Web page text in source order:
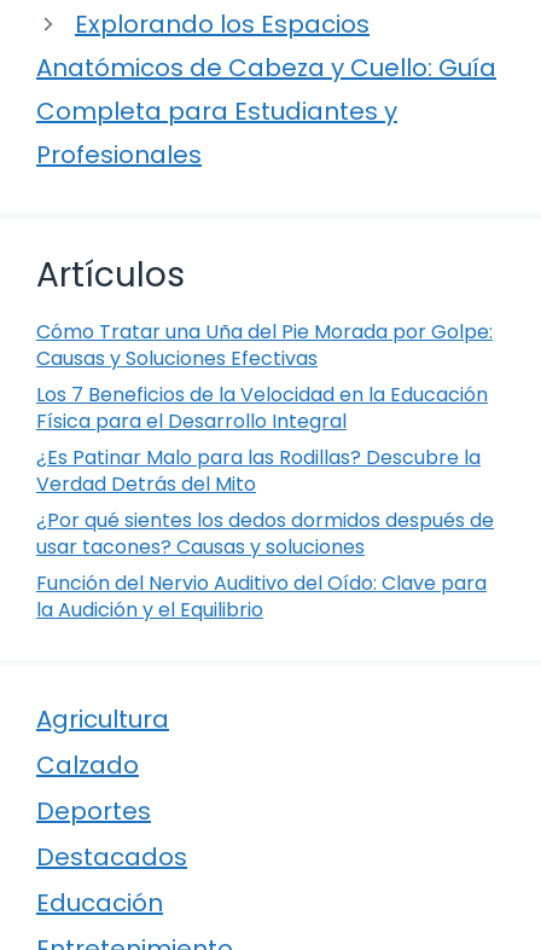
Explorando los Espacios
Anatómicos de Cabeza y Cuello: Guía
Completa para Estudiantes y
Profesionales
Artículos
Cómo Tratar una Uña del Pie Morada por Golpe:
Causas y Soluciones Efectivas
Los 7 Beneficios de la Velocidad en la Educación
Física para el Desarrollo Integral
¿Es Patinar Malo para las Rodillas? Descubre la
Verdad Detrás del Mito
¿Por qué sientes los dedos dormidos después de
usar tacones? Causas y soluciones
Función del Nervio Auditivo del Oído: Clave para
la Audición y el Equilibrio
Agricultura
Calzado
Deportes
Destacados
Educación